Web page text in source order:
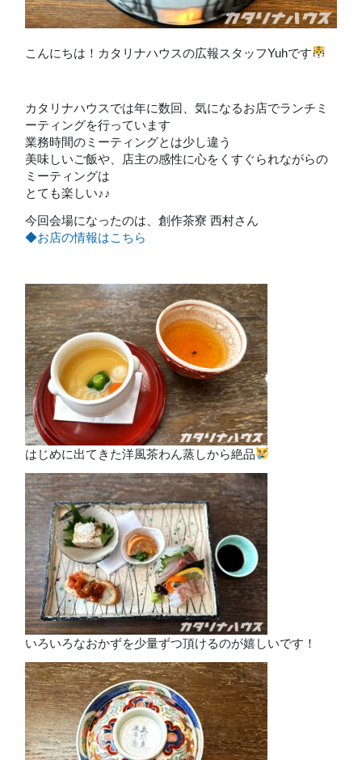
こんにちは！カタリナハウスの広報スタッフYuhです
カタリナハウスでは年に数回、気になるお店でランチミ
ーティングを行っています
業務時間のミーティングとは少し違う
美味しいご飯や、店主の感性に心をくすぐられながらの
ミーティングは
とても楽しい♪♪
今回会場になったのは、創作茶寮 西村さん
◆お店の情報はこちら
はじめに出てきた洋風茶わん蒸しから絶品
いろいろなおかずを少量ずつ頂けるのが嬉しいです！